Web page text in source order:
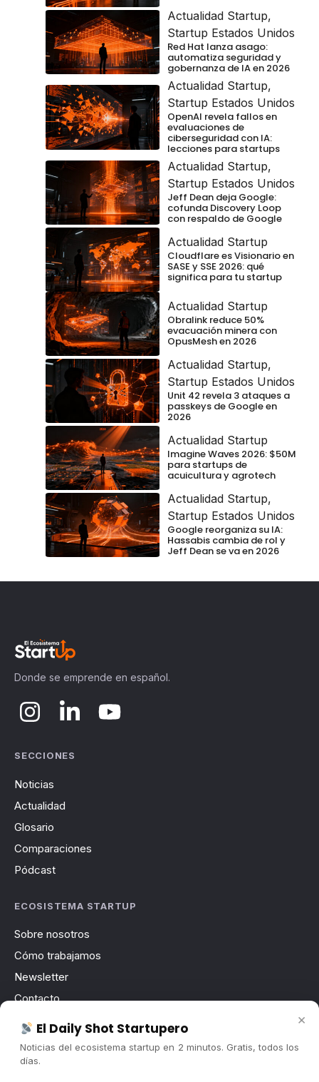
Actualidad Startup,
Startup Estados Unidos
Red Hat lanza asago:
automatiza seguridad y
gobernanza de IA en 2026
Actualidad Startup,
Startup Estados Unidos
OpenAI revela fallos en
evaluaciones de
ciberseguridad con IA:
lecciones para startups
Actualidad Startup,
Startup Estados Unidos
Jeff Dean deja Google:
cofunda Discovery Loop
con respaldo de Google
Actualidad Startup
Cloudflare es Visionario en
SASE y SSE 2026: qué
significa para tu startup
Actualidad Startup
Obralink reduce 50%
evacuación minera con
OpusMesh en 2026
Actualidad Startup,
Startup Estados Unidos
Unit 42 revela 3 ataques a
passkeys de Google en
2026
Actualidad Startup
Imagine Waves 2026: $50M
para startups de
acuicultura y agrotech
Actualidad Startup,
Startup Estados Unidos
Google reorganiza su IA:
Hassabis cambia de rol y
Jeff Dean se va en 2026
Donde se emprende en español.
SECCIONES
Noticias
Actualidad
Glosario
Comparaciones
Pódcast
ECOSISTEMA STARTUP
Sobre nosotros
Cómo trabajamos
Newsletter
Contacto
Publicidad
Convocatorias
×
El Daily Shot Startupero
Noticias del ecosistema startup en 2 minutos. Gratis, todos los
días.